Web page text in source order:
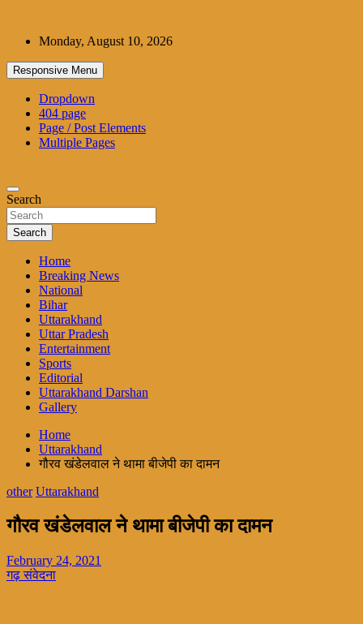
contentMonday, August 10, 2026
Responsive Menu
Dropdown
404 page
Page / Post Elements
Multiple Pages
Search
Search
Home
Breaking News
National
Bihar
Uttarakhand
Uttar Pradesh
Entertainment
Sports
Editorial
Uttarakhand Darshan
Gallery
Home
Uttarakhand
गौरव खंडेलवाल ने थामा बीजेपी का दामन
other Uttarakhand
गौरव खंडेलवाल ने थामा बीजेपी का दामन
February 24, 2021
गढ़ संवेदना